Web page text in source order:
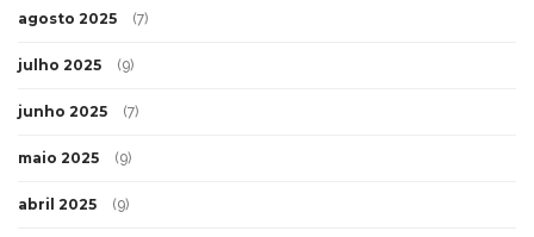
agosto 2025 (7)
julho 2025 (9)
junho 2025 (7)
maio 2025 (9)
abril 2025 (9)